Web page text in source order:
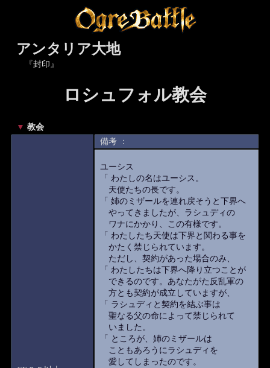
アンタリア大地
『封印』
ロシュフォル教会
▼ 教会
備考 ：
ユーシス
「 わたしの名はユーシス。
天使たちの長です。
「 姉のミザールを連れ戻そうと下界へ
やってきましたが、ラシュディの
ワナにかかり、この有様です。
「 わたしたち天使は下界と関わる事を
かたく禁じられています。
ただし、契約があった場合のみ、
「 わたしたちは下界へ降り立つことが
できるのです。あなたがた反乱軍の
方とも契約が成立していますが、
「 ラシュディと契約を結ぶ事は
聖なる父の命によって禁じられて
いました。
「 ところが、姉のミザールは
こともあろうにラシュディを
愛してしまったのです。